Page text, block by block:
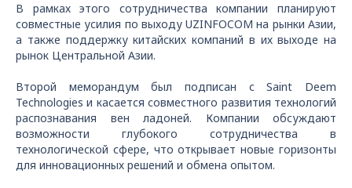
В рамках этого сотрудничества компании планируют
совместные усилия по выходу UZINFOCOM на рынки Азии,
а также поддержку китайских компаний в их выходе на
рынок Центральной Азии.
Второй меморандум был подписан с Saint Deem
Technologies и касается совместного развития технологий
распознавания вен ладоней. Компании обсуждают
возможности глубокого сотрудничества в
технологической сфере, что открывает новые горизонты
для инновационных решений и обмена опытом.